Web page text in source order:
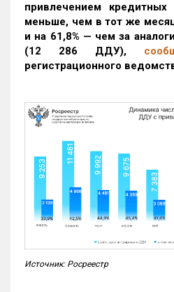
привлечением
меньше, чем в тот же
и на 61,8% — чем за
(12 286 ДДУ),
регистрационного
Источник: Росреестр